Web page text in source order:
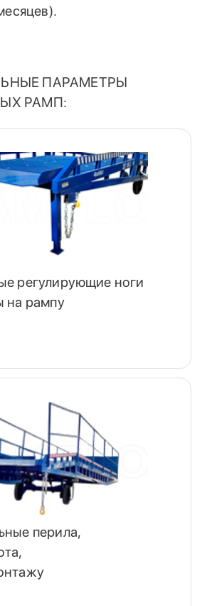
ПАРАМЕТРЫ
РАМП:
регулирующие ноги
на рампу
перила,